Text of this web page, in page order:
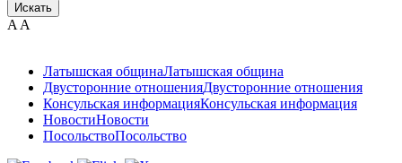
Искать
A A
Латышская общинаЛатышская община
Двусторонние отношенияДвусторонние отношения
Консульская информацияКонсульская информация
НовостиНовости
ПосольствоПосольство